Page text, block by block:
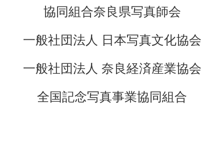
協同組合奈良県写真師会
一般社団法人 日本写真文化協会
一般社団法人 奈良経済産業協会
全国記念写真事業協同組合